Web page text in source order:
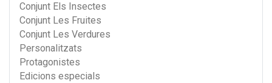
Conjunt Els Insectes
Conjunt Les Fruites
Conjunt Les Verdures
Personalitzats
Protagonistes
Edicions especials